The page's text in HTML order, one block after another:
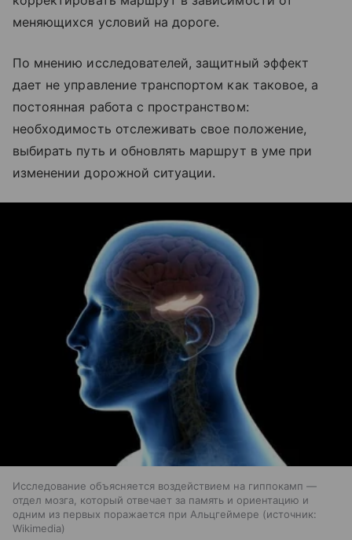
меняющихся условий на дороге.
По мнению исследователей, защитный эффект
дает не управление транспортом как таковое, а
постоянная работа с пространством:
необходимость отслеживать свое положение,
выбирать путь и обновлять маршрут в уме при
изменении дорожной ситуации.
Исследование объясняется воздействием на гиппокамп —
отдел мозга, который отвечает за память и ориентацию и
одним из первых поражается при Альцгеймере
источник:
Wikimedia